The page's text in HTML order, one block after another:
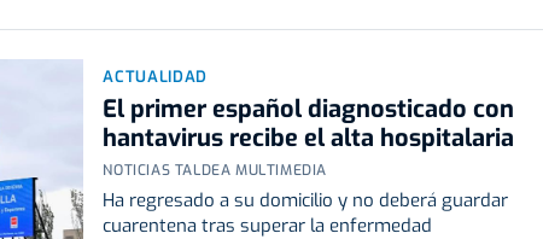
ACTUALIDAD
El primer español diagnosticado con
hantavirus recibe el alta hospitalaria
NOTICIAS TALDEA MULTIMEDIA
Ha regresado a su domicilio y no deberá guardar
cuarentena tras superar la enfermedad